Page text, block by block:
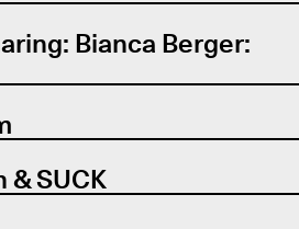
Bianca Berger:
& SUCK